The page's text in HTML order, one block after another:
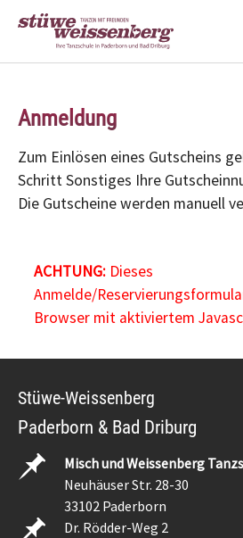
Anmeldung
Zum Einlösen eines Gutscheins
Schritt Sonstiges Ihre
Die Gutscheine werden manuell
ACHTUNG:Dieses
Anmelde/
Browser mit aktiviertem
Stüwe-Weissenberg
Paderborn & Bad Driburg
Misch und Weissenberg
Neuhäuser Str. 28-30
33102 Paderborn
Dr. Rödder-Weg 2